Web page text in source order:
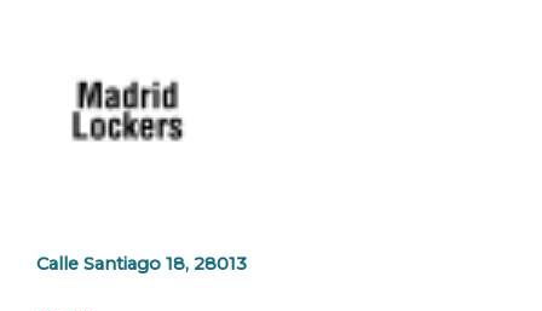
Calle Santiago 18, 28013